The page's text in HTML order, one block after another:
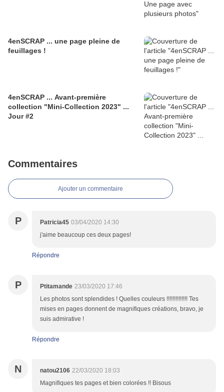
4enSCRAP ... une page pleine de
feuillages !
4enSCRAP ... Avant-première
collection "Mini-Collection 2023" ...
Jour #2
Commentaires
Ajouter un commentaire
P Patricia45 03/04/2020 14:30
j'aime beaucoup ces deux pages!
Répondre
P Ptitamande 23/03/2020 17:46
Les photos sont splendides ! Quelles couleurs !!!!!!!!!!!!!! Tes
mises en pages donnent de magnifiques créations, bravo, je
suis admirative !
Répondre
N natou2106 22/03/2020 18:03
Magnifiques tes pages et bien colorées !! Bisous